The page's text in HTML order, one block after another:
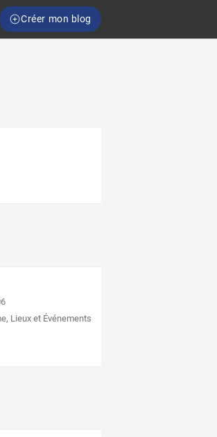
Créer mon blog
Lieux et Événements